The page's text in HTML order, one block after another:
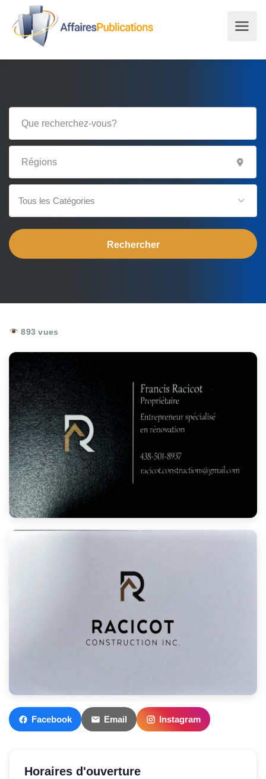
Tous les Catégories
893 vues
Facebook Email Instagram
Horaires d'ouverture